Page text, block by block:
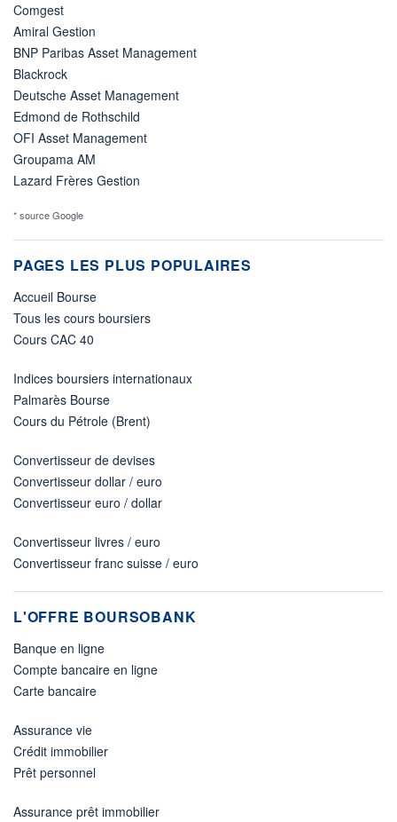
Comgest
Amiral Gestion
BNP Paribas Asset Management
Blackrock
Deutsche Asset Management
Edmond de Rothschild
OFI Asset Management
Groupama AM
Lazard Frères Gestion
* source Google
PAGES LES PLUS POPULAIRES
Accueil Bourse
Tous les cours boursiers
Cours CAC 40
Indices boursiers internationaux
Palmarès Bourse
Cours du Pétrole (Brent)
Convertisseur de devises
Convertisseur dollar / euro
Convertisseur euro / dollar
Convertisseur livres / euro
Convertisseur franc suisse / euro
L'OFFRE BOURSOBANK
Banque en ligne
Compte bancaire en ligne
Carte bancaire
Assurance vie
Crédit immobilier
Prêt personnel
Assurance prêt immobilier